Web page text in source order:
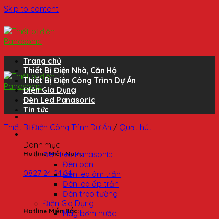
Skip to content
Hotline Miền Nam:
0827 24 24 24
Hotline Miền Bắc:
Trang chủ
Thiết Bị Điện Nhà, Căn Hộ
Thiết Bị Điện Công Trình Dự Án
Điện Gia Dụng
Đèn Led Panasonic
Tin tức
Thiết Bị Điện Công Trình Dự Án / Quạt hút
Danh mục
Đèn Led Panasonic
Đèn bàn
Đèn led âm trần
Đèn led ốp trần
Đèn treo tường
Điện Gia Dụng
Máy bơm nước